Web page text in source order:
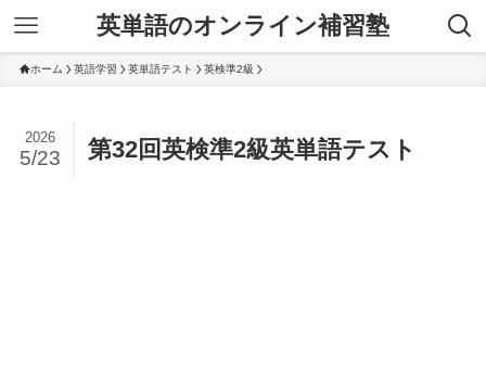
英単語のオンライン補習塾
ホーム 英語学習 英単語テスト 英検準2級
第32回英検準2級英単語テスト
2026
5/23